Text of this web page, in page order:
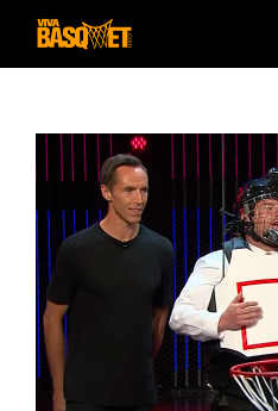
Saltar